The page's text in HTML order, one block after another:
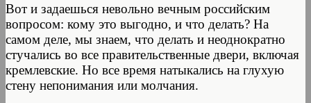
Вот и задаешься невольно вечным российским
вопросом: кому это выгодно, и что делать? На
самом деле, мы знаем, что делать и неоднократно
стучались во все правительственные двери, включая
кремлевские. Но все время натыкались на глухую
стену непонимания или молчания.